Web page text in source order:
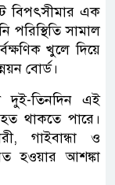
বিপৎসীমার এক
পরিস্থিতি সামাল
খুলে দিয়ে
বোর্ড।
দুই-তিনদিন এই
থাকতে পারে।
গাইবান্ধা ও
হওয়ার আশঙ্কা